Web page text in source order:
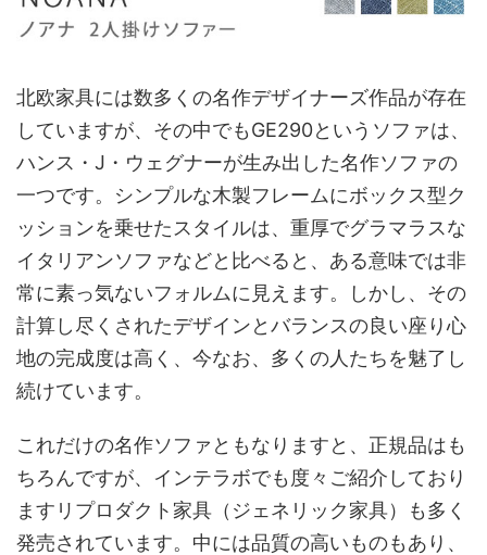
北欧家具には数多くの名作デザイナーズ作品が存在
していますが、その中でもGE290というソファは、
ハンス・J・ウェグナーが生み出した名作ソファの
一つです。シンプルな木製フレームにボックス型ク
ッションを乗せたスタイルは、重厚でグラマラスな
イタリアンソファなどと比べると、ある意味では非
常に素っ気ないフォルムに見えます。しかし、その
計算し尽くされたデザインとバランスの良い座り心
地の完成度は高く、今なお、多くの人たちを魅了し
続けています。
これだけの名作ソファともなりますと、正規品はも
ちろんですが、インテラボでも度々ご紹介しており
ますリプロダクト家具（ジェネリック家具）も多く
発売されています。中には品質の高いものもあり、